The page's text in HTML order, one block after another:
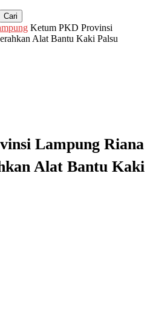
Ketum PKD Provinsi
Alat Bantu Kaki Palsu
Lampung Riana
Alat Bantu Kaki